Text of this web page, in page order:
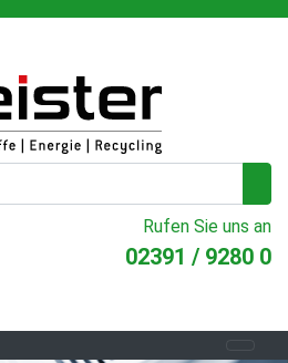
Rufen Sie uns an
02391 / 9280 0